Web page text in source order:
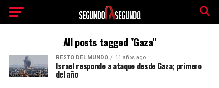
All posts tagged "Gaza"
RESTO DEL MUNDO 11 años ago
Israel responde a ataque desde Gaza; primero
del año